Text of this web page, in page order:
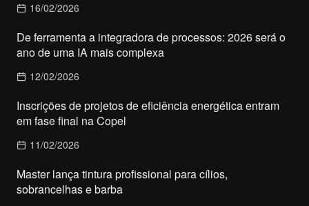
16/02/2026
De ferramenta a integradora de processos: 2026 será o
ano de uma IA mais complexa
12/02/2026
Inscrições de projetos de eficiência energética entram
em fase final na Copel
11/02/2026
Master lança tintura profissional para cílios,
sobrancelhas e barba